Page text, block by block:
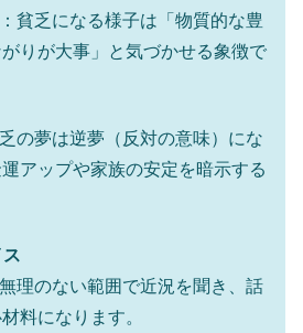
貧乏になる様子は「物質的な豊
りが大事」と気づかせる象徴で
の夢は逆夢（反対の意味）にな
アップや家族の安定を暗示する
理のない範囲で近況を聞き、話
料になります。